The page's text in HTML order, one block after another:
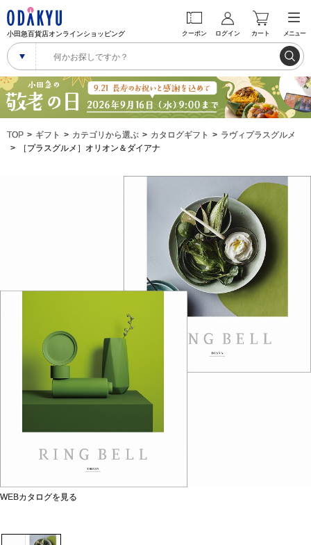
小田急百貨店オンラインショッピング クーポン ログイン カート メニュー
TOP ギフト カテゴリから選ぶ カタログギフト
ラヴィプラスグルメ
［プラスグルメ］オリオン＆ダイアナ
WEBカタログを見る